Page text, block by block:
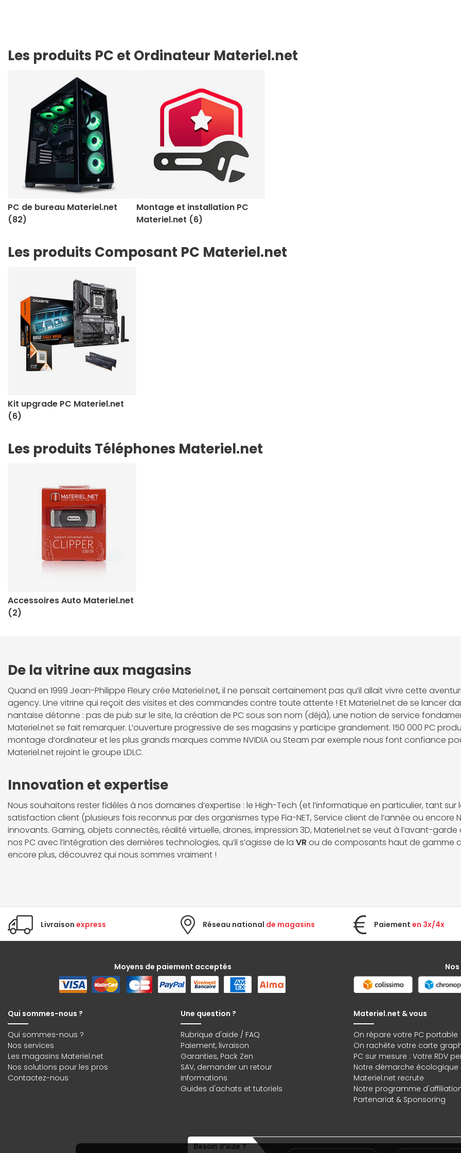
Les produits PC et Ordinateur Materiel.net
PC de bureau Materiel.net
(82)
Montage et installation PC
Materiel.net (6)
Les produits Composant PC Materiel.net
Kit upgrade PC Materiel.net
(6)
Les produits Téléphones Materiel.net
Accessoires Auto Materiel.net
(2)
De la vitrine aux magasins
Quand en 1999 Jean-Philippe Fleury crée Materiel.net, il ne pensait certainement pas qu’il allait vivre cette
agency. Une vitrine qui reçoit des visites et des commandes contre toute attente ! Et Materiel.net de se lancer
nantaise détonne : pas de pub sur le site, la création de PC sous son nom (déjà), une notion de service
Materiel.net se fait remarquer. L’ouverture progressive de ses magasins y participe grandement. 150 000 PC
montage d’ordinateur et les plus grands marques comme NVIDIA ou Steam par exemple nous font confiance
Materiel.net rejoint le groupe LDLC.
Innovation et expertise
Nous souhaitons rester fidèles à nos domaines d’expertise : le High-Tech (et l’informatique en particulier, tant
satisfaction client (plusieurs fois reconnus par des organismes type Fia-NET, Service client de l’année ou
innovants. Gaming, objets connectés, réalité virtuelle, drones, impression 3D, Materiel.net se veut à l’avant-
nos PC avec l’intégration des dernières technologies, qu’il s’agisse de la VRou de composants haut de gamme
encore plus, découvrez qui nous sommes vraiment !
Livraison express Réseau national de magasins Paiement en 3x/4x
Moyens de paiement acceptés
Qui sommes-nous ?
Qui sommes-nous ?
Nos services
Les magasins Materiel.net
Nos solutions pour les pros
Contactez-nous
Une question ?
Rubrique d'aide / FAQ
Paiement, livraison
Garanties, Pack Zen
SAV, demander un retour
Informations
Guides d'achats et tutoriels
Materiel.net & vous
On répare votre PC portable
On rachète votre carte
PC sur mesure : Votre RDV
Notre démarche écologique
Materiel.net recrute
Notre programme
Partenariat & Sponsoring